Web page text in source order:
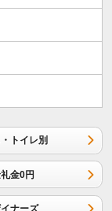
トイレ別
金0円
ナーズ